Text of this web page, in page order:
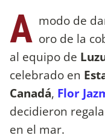
A modo de
oro de la
al equipo de
celebrado en
Canadá, Flor
decidieron
en el mar.